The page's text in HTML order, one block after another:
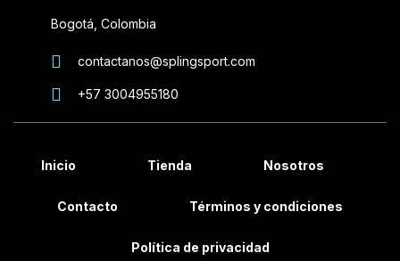
Bogotá, Colombia
contactanos@splingsport.com
+57 3004955180
Inicio Tienda Nosotros
Contacto Términos y condiciones
Política de privacidad